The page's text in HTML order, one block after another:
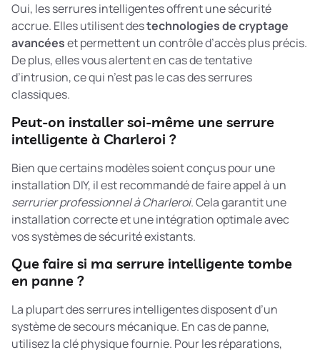
Oui, les serrures intelligentes offrent une sécurité
accrue. Elles utilisent destechnologies de cryptage
avancéeset permettent un contrôle d’accès plus précis.
De plus, elles vous alertent en cas de tentative
d’intrusion, ce qui n’est pas le cas des serrures
classiques.
Peut-on installer soi-même une serrure
intelligente à Charleroi ?
Bien que certains modèles soient conçus pour une
installation DIY, il est recommandé de faire appel à un
serrurier professionnel à Charleroi. Cela garantit une
installation correcte et une intégration optimale avec
vos systèmes de sécurité existants.
Que faire si ma serrure intelligente tombe
en panne ?
La plupart des serrures intelligentes disposent d’un
système de secours mécanique. En cas de panne,
utilisez la clé physique fournie. Pour les réparations,